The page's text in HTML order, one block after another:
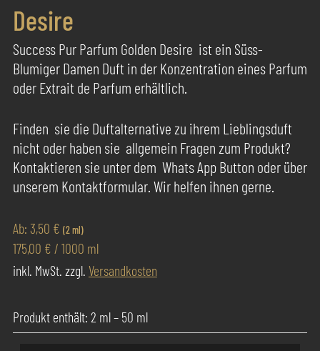
Desire
Success Pur Parfum Golden Desire ist ein Süss-
Blumiger Damen Duft in der Konzentration eines Parfum
oder Extrait de Parfum erhältlich.
Finden sie die Duftalternative zu ihrem Lieblingsduft
nicht oder haben sie allgemein Fragen zum Produkt?
Kontaktieren sie unter dem Whats App Button oder über
unserem Kontaktformular. Wir helfen ihnen gerne.
Ab: 3,50 € (2 ml)
175,00 € / 1000 ml
inkl. MwSt. zzgl. Versandkosten
Produkt enthält: 2 ml– 50 ml